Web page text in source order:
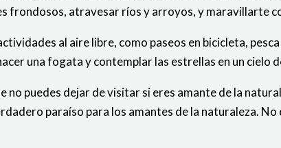
frondosos, atravesar ríos y arroyos, y maravillarte
al aire libre, como paseos en bicicleta,
una fogata y contemplar las estrellas en un cielo
no puedes dejar de visitar si eres amante de la
paraíso para los amantes de la naturaleza.